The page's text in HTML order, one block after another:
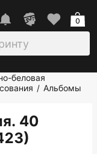
0
беловая
/ Альбомы
40